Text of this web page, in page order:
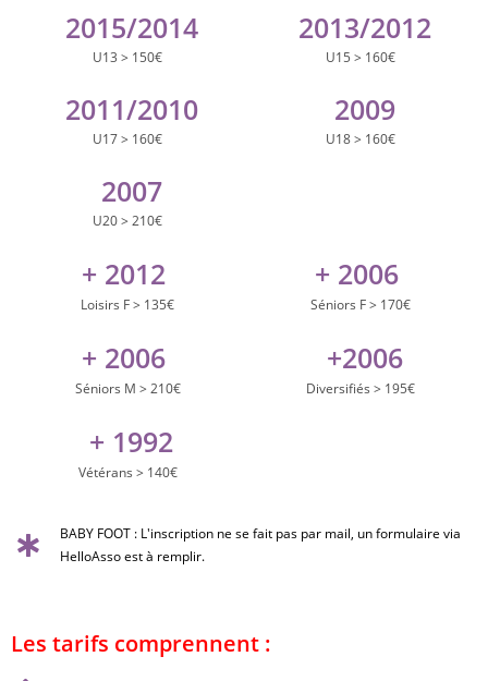
U13 > 150€
2015/2014
U15 > 160€
2013/2012
U17 > 160€
2011/2010
U18 > 160€
2009
U20 > 210€
2007
Loisirs F > 135€
+ 2012
Séniors F > 170€
+ 2006
Séniors M > 210€
+ 2006
Diversifiés > 195€
+2006
Vétérans > 140€
+ 1992
BABY FOOT : L'inscription ne se fait pas par mail, un formulaire via
HelloAsso est à remplir.
Les tarifs comprennent :